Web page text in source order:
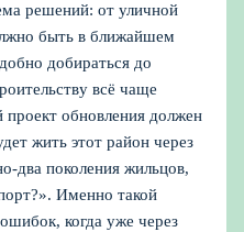
решений: от уличной
быть в ближайшем
добираться до
всё чаще
проект обновления должен
жить этот район через
два поколения жильцов,
Именно такой
когда уже через